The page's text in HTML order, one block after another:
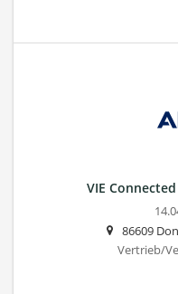
VIE
86609
Vertrieb/